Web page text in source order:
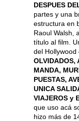
DESPUES
partes y una
estructura en
Raoul Walsh,
título al film.
del Hollywood
OLVIDADOS,
MANDA,
PUESTAS,
UNICA
VIAJEROS y
que uso acá
hizo más de